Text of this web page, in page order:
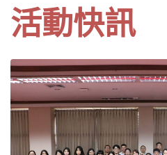
活動快訊